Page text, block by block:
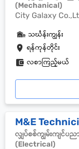
(Mechanical)
City Galaxy
ရန်ကုန်တိုင်း
သင်္ဃန်းကျွန်း
လစာကြည့်မယ်
M&E
လျှပ်စစ်ကျွမ်းကျင်ပည
(Electrical)